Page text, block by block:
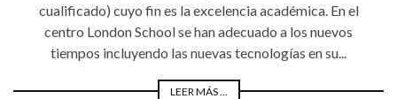
cualificado) cuyo fin es la excelencia académica. En el
centro London School se han adecuado a los nuevos
tiempos incluyendo las nuevas tecnologías en su...
LEER MÁS ...